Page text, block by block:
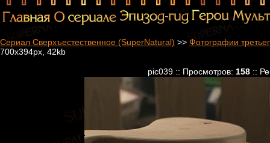
Сериал Сверхъестественное (SuperNatural) >> Фотографии
700x394px, 42kb
pic039 :: Просмотров: 158::